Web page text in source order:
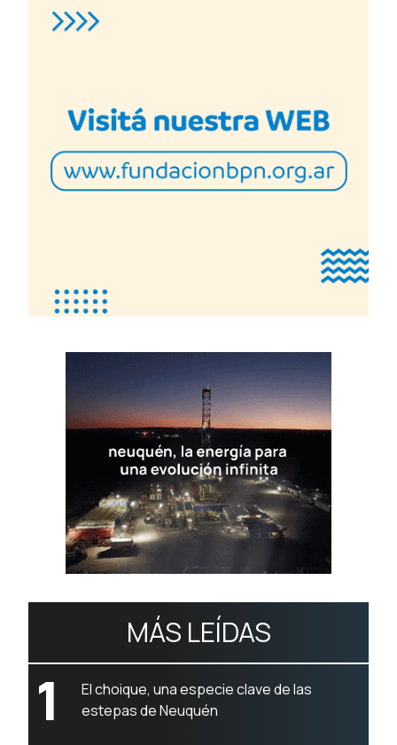
MÁS LEÍDAS
1
El choique, una especie clave de las
estepas de Neuquén